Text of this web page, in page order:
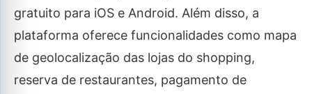
gratuito para iOS e Android. Além disso, a
plataforma oferece funcionalidades como mapa
de geolocalização das lojas do shopping,
reserva de restaurantes, pagamento de